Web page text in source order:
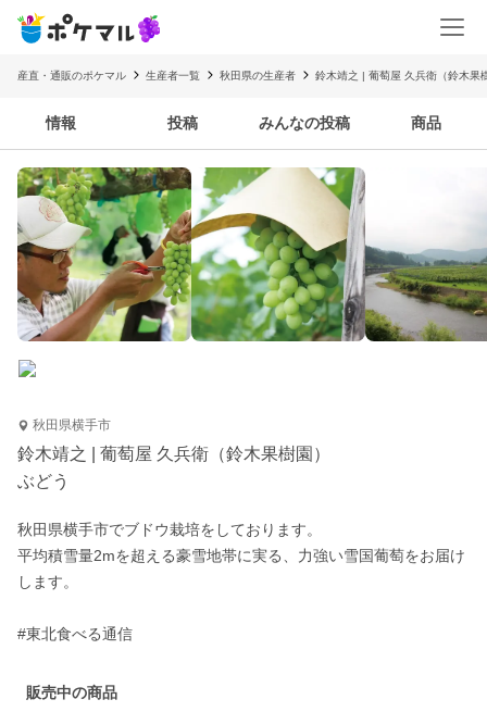
産直・通販のポケマル 生産者一覧 秋田県の生産者 鈴木靖之 | 葡萄屋 久兵衛（鈴木果
情報 投稿 みんなの投稿 商品
秋田県横手市
鈴木靖之 | 葡萄屋 久兵衛（鈴木果樹園）
ぶどう
秋田県横手市でブドウ栽培をしております。
平均積雪量2mを超える豪雪地帯に実る、力強い雪国葡萄をお届け
します。
#東北食べる通信
販売中の商品